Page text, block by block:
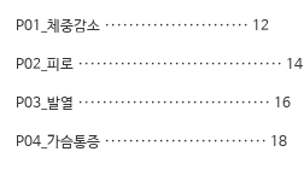
P01_체중감소 ························ 12
P02_피로 ·································· 14
P03_발열 ································ 16
P04_가슴통증 ··························· 18